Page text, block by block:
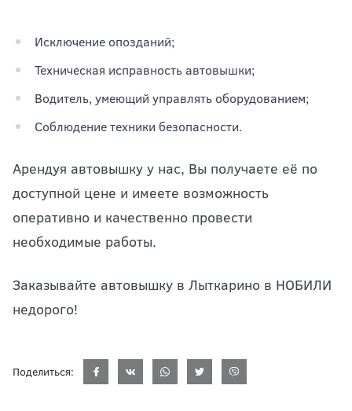
Исключение опозданий;
Техническая исправность автовышки;
Водитель, умеющий управлять оборудованием;
Соблюдение техники безопасности.
Арендуя автовышку у нас, Вы получаете её по
доступной цене и имеете возможность
оперативно и качественно провести
необходимые работы.
Заказывайте автовышку в Лыткарино в НОБИЛИ
недорого!
Поделиться: